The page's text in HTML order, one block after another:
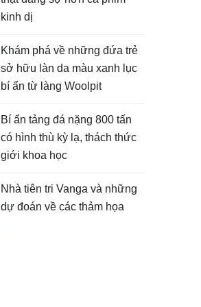
kinh dị
Khám phá về những đứa trẻ
sở hữu làn da màu xanh lục
bí ẩn từ làng Woolpit
Bí ẩn tảng đá nặng 800 tấn
có hình thù kỳ lạ, thách thức
giới khoa học
Nhà tiên tri Vanga và những
dự đoán về các thảm họa